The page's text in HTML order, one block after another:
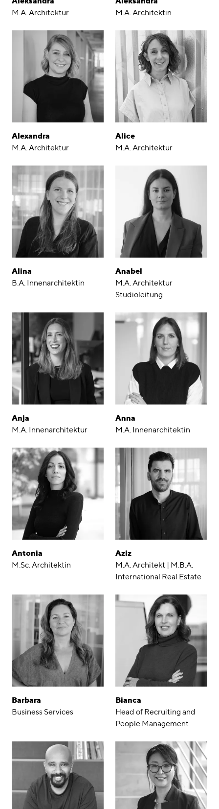
M.A. Architektur
M.A. Architektin
Alexandra
M.A. Architektur
Alice
M.A. Architektur
Alina
B.A. Innenarchitektin
Anabel
M.A. Architektur
Studioleitung
Anja
M.A. Innenarchitektur
Anna
M.A. Innenarchitektin
Antonia
M.Sc. Architektin
Aziz
M.A. Architekt | M.B.A.
International Real Estate
Barbara
Business Services
Bianca
Head of Recruiting and
People Management